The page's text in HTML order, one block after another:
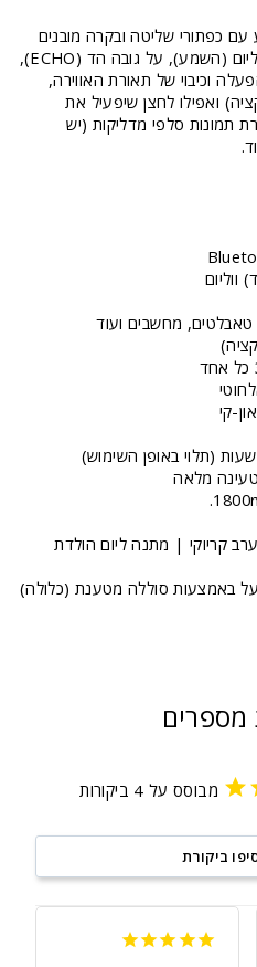
עם כפתורי שליטה ובקרה מובנים
שמאפשרים לשלוט על עוצמת הווליום (השמע), על גובה הד (ECHO),
וכיבוי של תאורת האווירה,
ואפילו לחצן שיפעיל את
תמונות סלפי מדליקות (יש
טאבלטים, מחשבים ועוד
קריוקי | מתנה ליום הולדת
באמצעות סוללה מטענת (כלולה)
מספרים
מבוסס על 4 ביקורות
ביקורת